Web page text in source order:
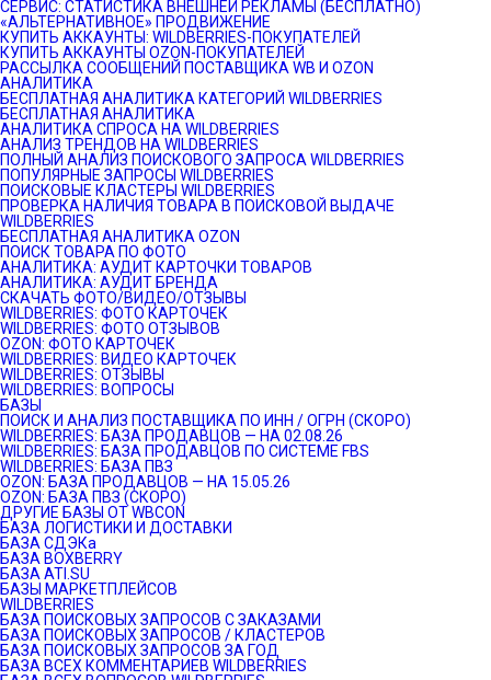
СЕРВИС: СТАТИСТИКА ВНЕШНЕЙ РЕКЛАМЫ (БЕСПЛАТНО)
«АЛЬТЕРНАТИВНОЕ» ПРОДВИЖЕНИЕ
КУПИТЬ АККАУНТЫ: WILDBERRIES-ПОКУПАТЕЛЕЙ
КУПИТЬ АККАУНТЫ OZON-ПОКУПАТЕЛЕЙ
РАССЫЛКА СООБЩЕНИЙ ПОСТАВЩИКА WB И OZON
АНАЛИТИКА
БЕСПЛАТНАЯ АНАЛИТИКА КАТЕГОРИЙ WILDBERRIES
БЕСПЛАТНАЯ АНАЛИТИКА
АНАЛИТИКА СПРОСА НА WILDBERRIES
АНАЛИЗ ТРЕНДОВ НА WILDBERRIES
ПОЛНЫЙ АНАЛИЗ ПОИСКОВОГО ЗАПРОСА WILDBERRIES
ПОПУЛЯРНЫЕ ЗАПРОСЫ WILDBERRIES
ПОИСКОВЫЕ КЛАСТЕРЫ WILDBERRIES
ПРОВЕРКА НАЛИЧИЯ ТОВАРА В ПОИСКОВОЙ ВЫДАЧЕ
WILDBERRIES
БЕСПЛАТНАЯ АНАЛИТИКА OZON
ПОИСК ТОВАРА ПО ФОТО
АНАЛИТИКА: АУДИТ КАРТОЧКИ ТОВАРОВ
АНАЛИТИКА: АУДИТ БРЕНДА
СКАЧАТЬ ФОТО/ВИДЕО/ОТЗЫВЫ
WILDBERRIES: ФОТО КАРТОЧЕК
WILDBERRIES: ФОТО ОТЗЫВОВ
OZON: ФОТО КАРТОЧЕК
WILDBERRIES: ВИДЕО КАРТОЧЕК
WILDBERRIES: ОТЗЫВЫ
WILDBERRIES: ВОПРОСЫ
БАЗЫ
ПОИСК И АНАЛИЗ ПОСТАВЩИКА ПО ИНН / ОГРН (СКОРО)
WILDBERRIES: БАЗА ПРОДАВЦОВ — НА 02.08.26
WILDBERRIES: БАЗА ПРОДАВЦОВ ПО СИСТЕМЕ FBS
WILDBERRIES: БАЗА ПВЗ
OZON: БАЗА ПРОДАВЦОВ — НА 15.05.26
OZON: БАЗА ПВЗ (СКОРО)
ДРУГИЕ БАЗЫ ОТ WBCON
БАЗА ЛОГИСТИКИ И ДОСТАВКИ
БАЗА СДЭКа
БАЗА BOXBERRY
БАЗА ATI.SU
БАЗЫ МАРКЕТПЛЕЙСОВ
WILDBERRIES
БАЗА ПОИСКОВЫХ ЗАПРОСОВ С ЗАКАЗАМИ
БАЗА ПОИСКОВЫХ ЗАПРОСОВ / КЛАСТЕРОВ
БАЗА ПОИСКОВЫХ ЗАПРОСОВ ЗА ГОД
БАЗА ВСЕХ КОММЕНТАРИЕВ WILDBERRIES